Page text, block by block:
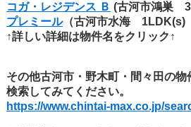
コガ・レジデンス Ｂ (古河市鴻巣
プレミール（古河市水海 1LDK(s)
↑詳しい詳細は物件名をクリック↑
その他古河市・野木町・間々田の物
検索してみてください。
https://www.chintai-max.co.jp/